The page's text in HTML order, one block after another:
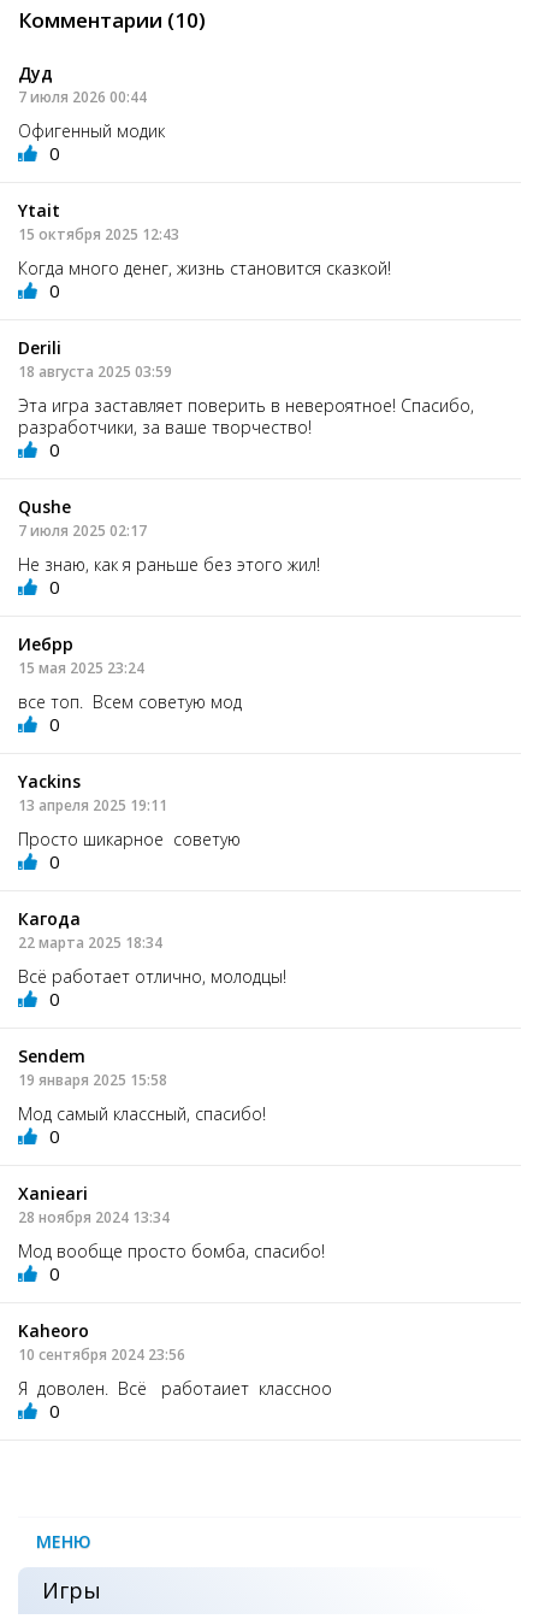
Комментарии (10)
Дуд
7 июля 2026 00:44
Офигенный модик
0
Ytait
15 октября 2025 12:43
Когда много денег, жизнь становится сказкой!
0
Derili
18 августа 2025 03:59
Эта игра заставляет поверить в невероятное! Спасибо,
разработчики, за ваше творчество!
0
Qushe
7 июля 2025 02:17
Не знаю, как я раньше без этого жил!
0
Иебрр
15 мая 2025 23:24
все топ. Всем советую мод
0
Yackins
13 апреля 2025 19:11
Просто шикарное советую
0
Кагода
22 марта 2025 18:34
Всё работает отлично, молодцы!
0
Sendem
19 января 2025 15:58
Мод самый классный, спасибо!
0
Xanieari
28 ноября 2024 13:34
Мод вообще просто бомба, спасибо!
0
Kaheoro
10 сентября 2024 23:56
Я доволен. Всё работаиет классноо
0
МЕНЮ
Игры